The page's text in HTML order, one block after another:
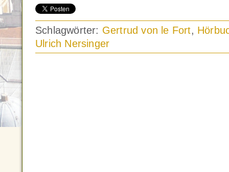
Schlagwörter: Gertrud von le Fort,
Ulrich Nersinger